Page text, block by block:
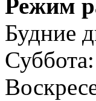
Режим
Будние